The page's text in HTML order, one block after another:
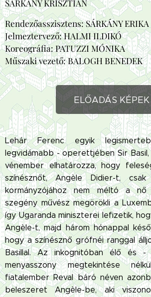
SÁRKÁNY KRISZTIÁN
Rendezőasszisztens: SÁRKÁNY ERIKA
Jelmeztervező: HALMI ILDIKÓ
Koreográfia: PATUZZI MÓNIKA
Műszaki vezető: BALOGH BENEDEK
ELŐADÁS KÉPEK
Lehár Ferenc egyik
legvidámabb - operettjében Sir Basil,
vénember elhatározza, hogy
színésznőt, Angèle Didier-t,
kormányzójához nem méltó a
szegény művész megörökli a
így Ugaranda miniszterei lefizetik,
Angèle-t, majd három hónappal
hogy a színésznő grófnéi ranggal
Basillal. Az inkognitóban élő és
menyasszony megtekintése
fiatalember Reval báró néven
beleszeret Angèle-be, aki